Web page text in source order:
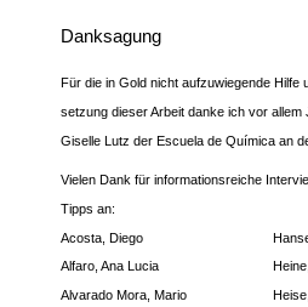
Danksagung
Für die in Gold nicht aufzuwiegende Hilfe
setzung dieser Arbeit danke ich vor allem
Giselle Lutz der Escuela de Química an
Vielen Dank für informationsreiche
Tipps an:
Acosta, Diego
Alfaro, Ana Lucia
Alvarado Mora, Mario